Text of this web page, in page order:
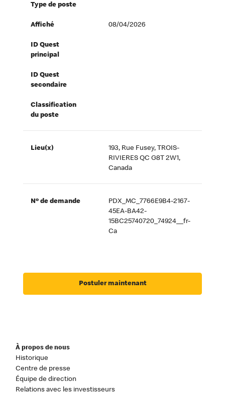
Type de poste
Affiché 08/04/2026
ID Quest
principal
ID Quest
secondaire
Classification
du poste
Lieu(x)
193, Rue Fusey, TROIS-
RIVIERES QC G8T 2W1,
Canada
Nº de demande
PDX_MC_7766E9B4-2167-
45EA-BA42-
15BC25740720_74924__fr-
Ca
Postuler maintenant
À propos de nous
Historique
Centre de presse
Équipe de direction
Relations avec les investisseurs